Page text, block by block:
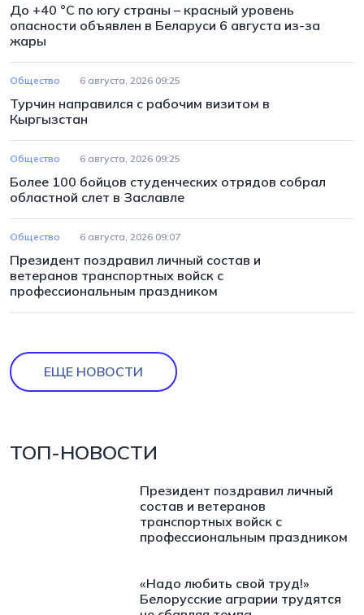
До +40 °С по югу страны – красный уровень
опасности объявлен в Беларуси 6 августа из-за
жары
Общество 6 августа, 2026 09:25
Турчин направился с рабочим визитом в
Кыргызстан
Общество 6 августа, 2026 09:25
Более 100 бойцов студенческих отрядов собрал
областной слет в Заславле
Общество 6 августа, 2026 09:07
Президент поздравил личный состав и
ветеранов транспортных войск с
профессиональным праздником
ЕЩЕ НОВОСТИ
ТОП-НОВОСТИ
Президент поздравил личный
состав и ветеранов
транспортных войск с
профессиональным праздником
«Надо любить свой труд!»
Белорусские аграрии трудятся